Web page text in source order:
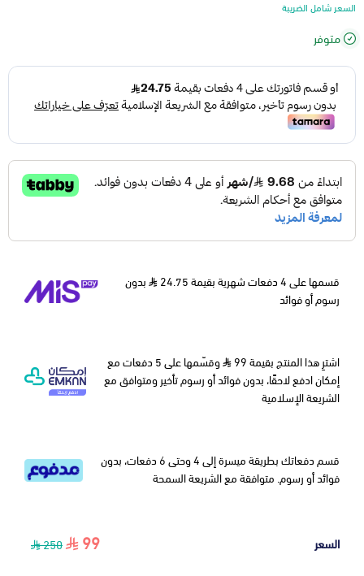
السعر شامل الضريبة
متوفر
قسمها على 4 دفعات شهرية بقيمة 24.75
بدون
رسوم أو فوائد
اشترِ هذا المنتج بقيمة 99
وقسّمها على 5 دفعات مع
إمكان ادفع لاحقًا، بدون فوائد أو رسوم تأخير ومتوافق مع
الشريعة الإسلامية
قسم دفعاتك بطريقة ميسرة إلى 4 وحتى 6 دفعات، بدون
فوائد أو رسوم. متوافقة مع الشريعة السمحة
السعر 99
250